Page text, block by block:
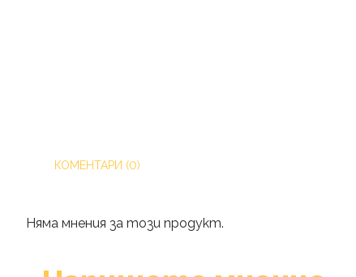
КОМЕНТАРИ (0)
Няма мнения за този продукт.